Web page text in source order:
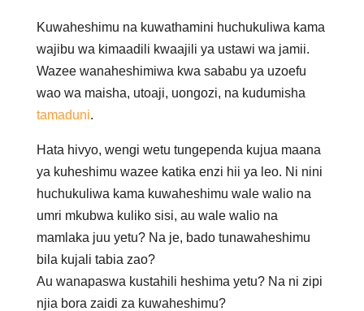
Kuwaheshimu na kuwathamini huchukuliwa kama
wajibu wa kimaadili kwaajili ya ustawi wa jamii.
Wazee wanaheshimiwa kwa sababu ya uzoefu
wao wa maisha, utoaji, uongozi, na kudumisha
tamaduni.
Hata hivyo, wengi wetu tungependa kujua maana
ya kuheshimu wazee katika enzi hii ya leo. Ni nini
huchukuliwa kama kuwaheshimu wale walio na
umri mkubwa kuliko sisi, au wale walio na
mamlaka juu yetu? Na je, bado tunawaheshimu
bila kujali tabia zao?
Au wanapaswa kustahili heshima yetu? Na ni zipi
njia bora zaidi za kuwaheshimu?